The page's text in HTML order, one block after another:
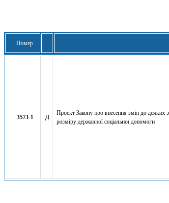
Номер
3573-1 Д
Проект Закону про внесення змін до деяких
розміру державної соціальної допомоги